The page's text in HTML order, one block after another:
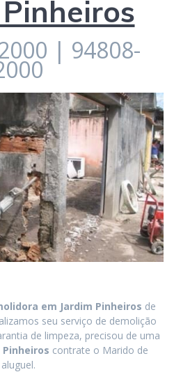
| 94808-
em Jardim Pinheiros de
seu serviço de demolição
de limpeza, precisou de uma
contrate o Marido de
aluguel.